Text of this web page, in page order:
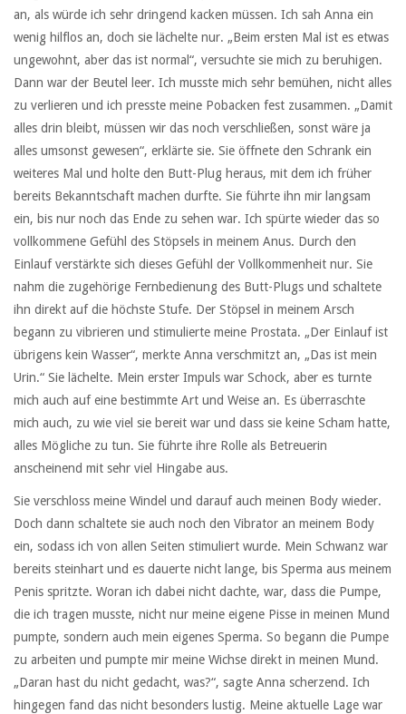
an, als würde ich sehr dringend kacken müssen. Ich sah Anna ein
wenig hilflos an, doch sie lächelte nur. „Beim ersten Mal ist es etwas
ungewohnt, aber das ist normal“, versuchte sie mich zu beruhigen.
Dann war der Beutel leer. Ich musste mich sehr bemühen, nicht alles
zu verlieren und ich presste meine Pobacken fest zusammen. „Damit
alles drin bleibt, müssen wir das noch verschließen, sonst wäre ja
alles umsonst gewesen“, erklärte sie. Sie öffnete den Schrank ein
weiteres Mal und holte den Butt-Plug heraus, mit dem ich früher
bereits Bekanntschaft machen durfte. Sie führte ihn mir langsam
ein, bis nur noch das Ende zu sehen war. Ich spürte wieder das so
vollkommene Gefühl des Stöpsels in meinem Anus. Durch den
Einlauf verstärkte sich dieses Gefühl der Vollkommenheit nur. Sie
nahm die zugehörige Fernbedienung des Butt-Plugs und schaltete
ihn direkt auf die höchste Stufe. Der Stöpsel in meinem Arsch
begann zu vibrieren und stimulierte meine Prostata. „Der Einlauf ist
übrigens kein Wasser“, merkte Anna verschmitzt an, „Das ist mein
Urin.“ Sie lächelte. Mein erster Impuls war Schock, aber es turnte
mich auch auf eine bestimmte Art und Weise an. Es überraschte
mich auch, zu wie viel sie bereit war und dass sie keine Scham hatte,
alles Mögliche zu tun. Sie führte ihre Rolle als Betreuerin
anscheinend mit sehr viel Hingabe aus.
Sie verschloss meine Windel und darauf auch meinen Body wieder.
Doch dann schaltete sie auch noch den Vibrator an meinem Body
ein, sodass ich von allen Seiten stimuliert wurde. Mein Schwanz war
bereits steinhart und es dauerte nicht lange, bis Sperma aus meinem
Penis spritzte. Woran ich dabei nicht dachte, war, dass die Pumpe,
die ich tragen musste, nicht nur meine eigene Pisse in meinen Mund
pumpte, sondern auch mein eigenes Sperma. So begann die Pumpe
zu arbeiten und pumpte mir meine Wichse direkt in meinen Mund.
„Daran hast du nicht gedacht, was?“, sagte Anna scherzend. Ich
hingegen fand das nicht besonders lustig. Meine aktuelle Lage war